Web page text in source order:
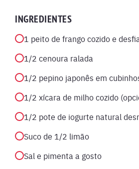
INGREDIENTES
1 peito de frango cozido e
1/2 cenoura ralada
1/2 pepino japonês em
1/2 xícara de milho cozido
1/2 pote de iogurte natural
Suco de 1/2 limão
Sal e pimenta a gosto